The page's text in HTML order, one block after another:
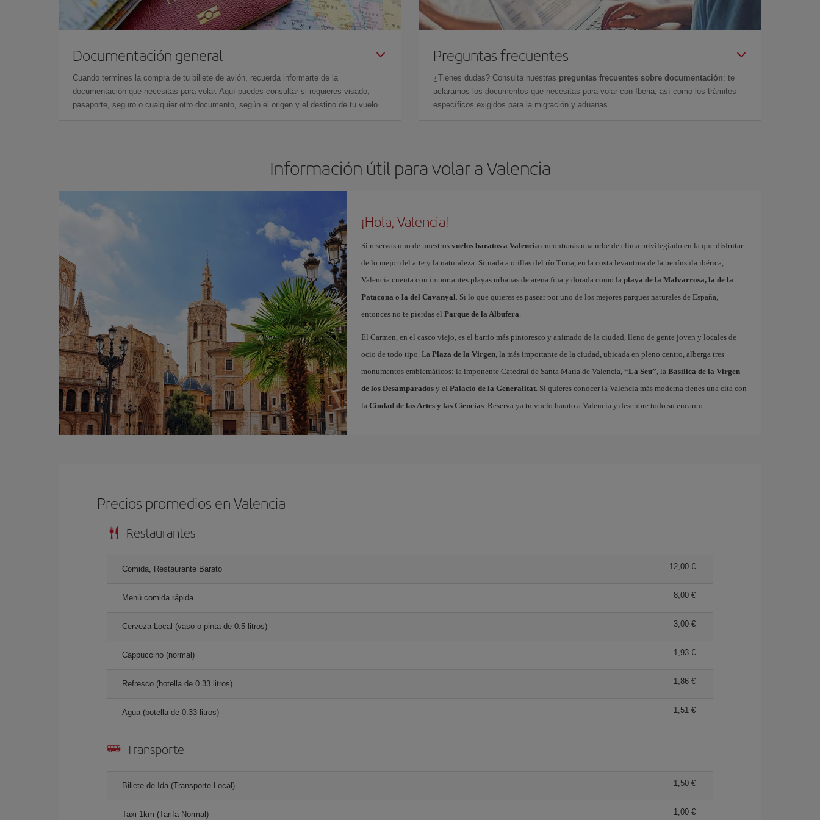
Documentación general
Cuando termines la compra de tu billete de avión, recuerda informarte de la
documentación que necesitas para volar. Aquí puedes consultar si requieres visado,
pasaporte, seguro o cualquier otro documento, según el origen y el destino de tu vuelo.
Preguntas frecuentes
¿Tienes dudas? Consulta nuestras preguntas frecuentes sobre documentación: te
aclaramos los documentos que necesitas para volar con Iberia, así como los trámites
específicos exigidos para la migración y aduanas.
Información útil para volar a Valencia
¡Hola, Valencia!
Si reservas uno de nuestros vuelos baratos a Valencia encontrarás una urbe de clima privilegiado en la que disfrutar
de lo mejor del arte y la naturaleza. Situada a orillas del río Turia, en la costa levantina de la península ibérica,
Valencia cuenta con importantes playas urbanas de arena fina y dorada como la playa de la Malvarrosa, la de la
Patacona o la del Cavanyal. Si lo que quieres es pasear por uno de los mejores parques naturales de España,
entonces no te pierdas el Parque de la Albufera.
El Carmen, en el casco viejo, es el barrio más pintoresco y animado de la ciudad, lleno de gente joven y locales de
ocio de todo tipo. La Plaza de la Virgen, la más importante de la ciudad, ubicada en pleno centro, alberga tres
monumentos emblemáticos: la imponente Catedral de Santa María de Valencia, “La Seu”, la Basílica de la Virgen
de los Desamparadosy el Palacio de la Generalitat. Si quieres conocer la Valencia más moderna tienes una cita con
la Ciudad de las Artes y las Ciencias. Reserva ya tu vuelo barato a Valencia y descubre todo su encanto.
Precios promedios en Valencia
Restaurantes
Comida, Restaurante Barato 12,00 €
Menú comida rápida 8,00 €
Cerveza Local (vaso o pinta de 0.5 litros) 3,00 €
Cappuccino (normal) 1,93 €
Refresco (botella de 0.33 litros) 1,86 €
Agua (botella de 0.33 litros) 1,51 €
Transporte
Billete de Ida (Transporte Local) 1,50 €
Taxi 1km (Tarifa Normal) 1,00 €